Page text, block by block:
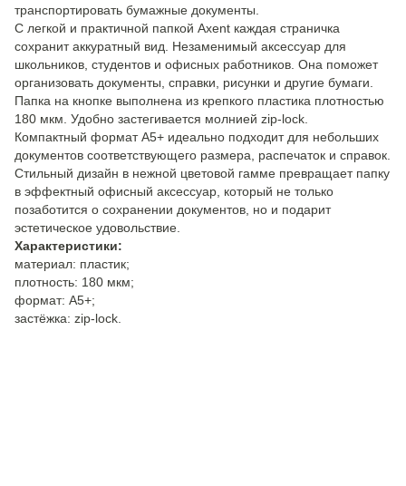
транспортировать бумажные документы.
С легкой и практичной папкой Axent каждая страничка
сохранит аккуратный вид. Незаменимый аксессуар для
школьников, студентов и офисных работников. Она поможет
организовать документы, справки, рисунки и другие бумаги.
Папка на кнопке выполнена из крепкого пластика плотностью
180 мкм. Удобно застегивается молнией zip-lock.
Компактный формат A5+ идеально подходит для небольших
документов соответствующего размера, распечаток и справок.
Стильный дизайн в нежной цветовой гамме превращает папку
в эффектный офисный аксессуар, который не только
позаботится о сохранении документов, но и подарит
эстетическое удовольствие.
Характеристики:
материал: пластик;
плотность: 180 мкм;
формат: А5+;
застёжка: zip-lock.